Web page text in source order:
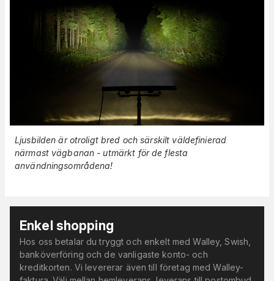
Ljusbilden är otroligt bred och särskilt väldefinierad
närmast vägbanan - utmärkt för de flesta
användningsområdena!
Enkel shopping
Hos oss betalar du tryggt och enkelt med Walley, Swish,
banköverföring och de vanligaste konto- och
kreditkorten. Vi levererar även till företag med Walley-